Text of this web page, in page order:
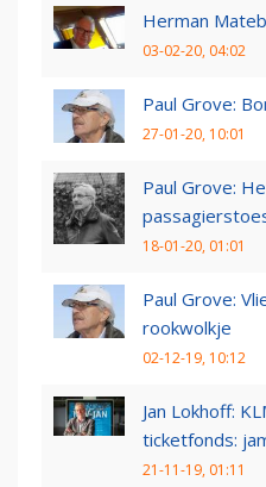
Herman
03-02-20, 04:02
Paul Grove:
27-01-20, 10:01
Paul Grove:
18-01-20, 01:01
Paul Grove:
rookwolkje
02-12-19, 10:12
Jan Lokhoff:
ticketfonds:
21-11-19, 01:11